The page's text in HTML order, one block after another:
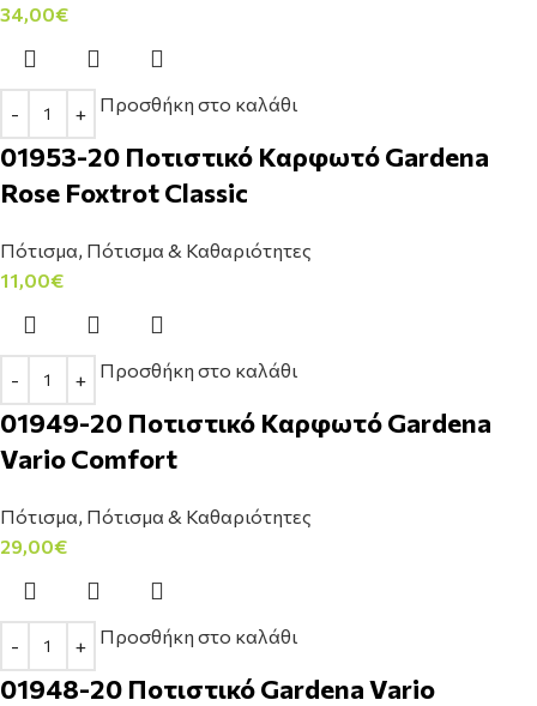
34,00€
Προσθήκη στο καλάθι
01953-20 Ποτιστικό Καρφωτό Gardena
Rose Foxtrot Classic
Πότισμα, Πότισμα & Καθαριότητες
11,00€
Προσθήκη στο καλάθι
01949-20 Ποτιστικό Καρφωτό Gardena
Vario Comfort
Πότισμα, Πότισμα & Καθαριότητες
29,00€
Προσθήκη στο καλάθι
01948-20 Ποτιστικό Gardena Vario